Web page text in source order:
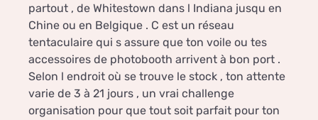
partout , de Whitestown dans l Indiana jusqu en
Chine ou en Belgique . C est un réseau
tentaculaire qui s assure que ton voile ou tes
accessoires de photobooth arrivent à bon port .
Selon l endroit où se trouve le stock , ton attente
varie de 3 à 21 jours , un vrai challenge
organisation pour que tout soit parfait pour ton